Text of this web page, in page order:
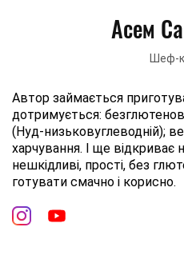
Асем
Шеф-
Автор займається
дотримується:
(Нуд-низьковуглеводній);
харчування. І ще відкриває
нешкідливі, прості, без
готувати смачно і корисно.